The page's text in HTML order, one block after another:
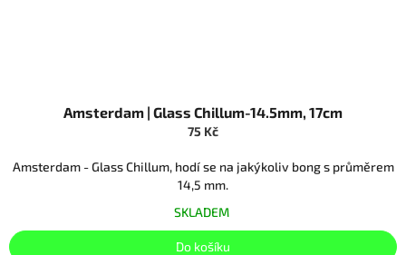
Amsterdam | Glass Chillum-14.5mm, 17cm
75 Kč
Amsterdam - Glass Chillum, hodí se na jakýkoliv bong s průměrem
14,5 mm.
SKLADEM
Do košíku